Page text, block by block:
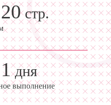
20стр.
1дня
выполнение